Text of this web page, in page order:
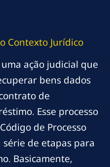
Contexto Jurídico
ação judicial que
bens dados
de
Esse processo
de Processo
de etapas para
Basicamente,